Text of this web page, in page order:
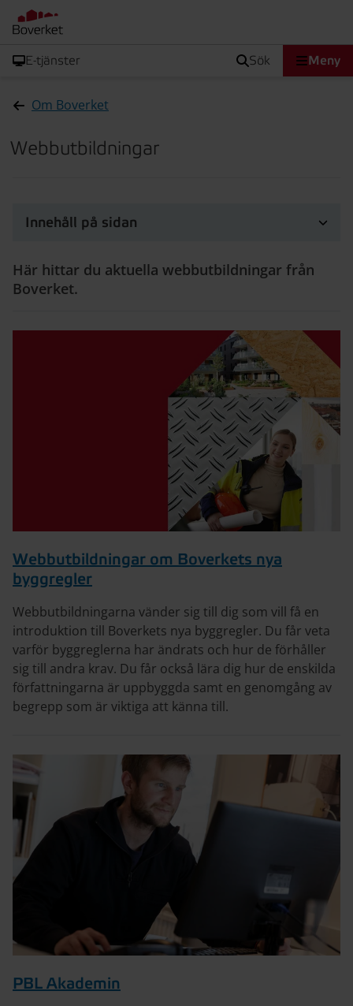
E-tjänster sök Meny
Om Boverket
Webbutbildningar
Innehåll på sidan
Här hittar du aktuella webbutbildningar från
Boverket.
Webbutbildningar om Boverkets nya
byggregler
Webbutbildningarna vänder sig till dig som vill få en
introduktion till Boverkets nya byggregler. Du får veta
varför byggreglerna har ändrats och hur de förhåller
sig till andra krav. Du får också lära dig hur de enskilda
författningarna är uppbyggda samt en genomgång av
begrepp som är viktiga att känna till.
PBL Akademin